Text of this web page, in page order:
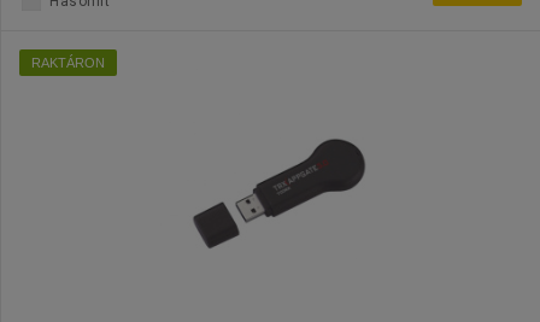
RAKTÁRON